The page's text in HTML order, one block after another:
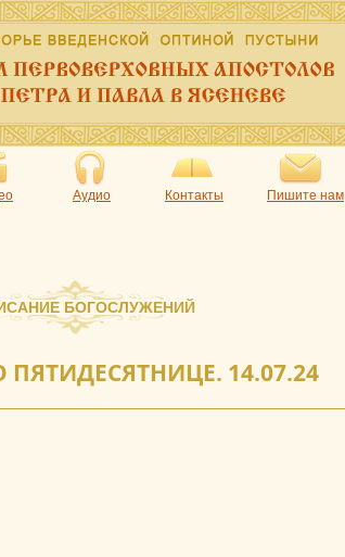
Аудио Контакты Пишите нам
БОГОСЛУЖЕНИЙ
ПЯТИДЕСЯТНИЦЕ. 14.07.24